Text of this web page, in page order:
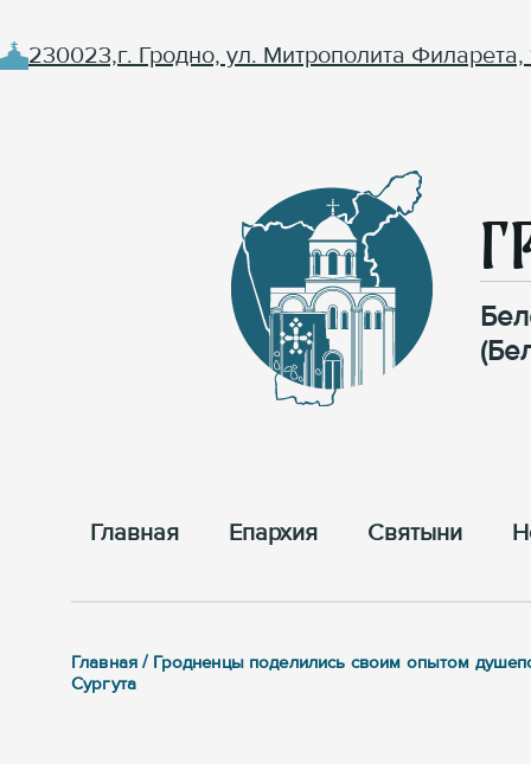
230023,г. Гродно, ул. Митрополита Филарета,
Главная Епархия Cвятыни
Главная / Гродненцы поделились своим опытом
Сургута